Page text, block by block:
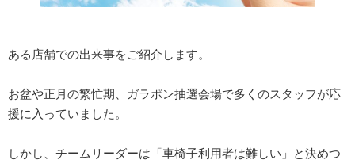
ある店舗での出来事をご紹介します。
お盆や正月の繁忙期、ガラポン抽選会場で多くのスタッフが応
援に入っていました。
しかし、チームリーダーは「車椅子利用者は難しい」と決めつ